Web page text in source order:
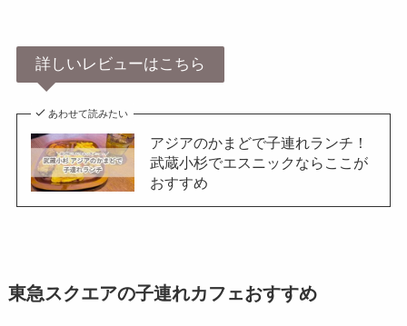
詳しいレビューはこちら
あわせて読みたい
アジアのかまどで子連れランチ！
武蔵小杉でエスニックならここが
おすすめ
東急スクエアの子連れカフェおすすめ